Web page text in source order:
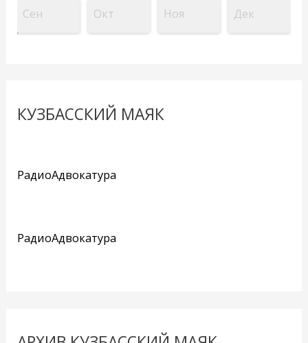
Сен Окт Ноя Дек
КУЗБАССКИЙ МАЯК
РадиоАдвокатура
РадиоАдвокатура